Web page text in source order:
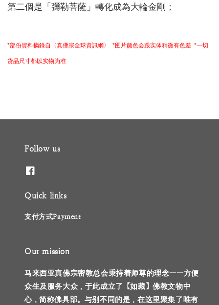
第二個是「彌勒菩薩」轉化成為大輪金剛；
*部份資料摘錄自〈真佛宗全球資訊網〉 *图片颜色会跟实体稍微有色差 *一切
货品尺寸都以实物为准
Follow us
Quick links
支付方式Payment
Our mission
马来西亚真佛宗密教总会秉持着师尊的理念——方便
众生及服务大众，于此成立了【如藏】佛教文物中
心，简称佛具部。与别不同的是，在这里聚集了唯有